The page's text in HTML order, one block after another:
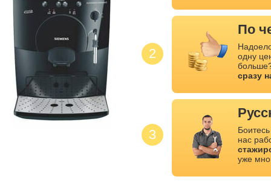
2
3
По
одну
сразу
нас
уже